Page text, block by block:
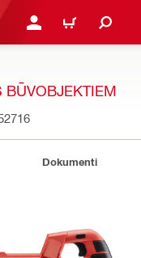
PIESLĒGTIES VAI
IEPIRKŠANĀS
BŪVOBJEKTIEM
Dokumenti